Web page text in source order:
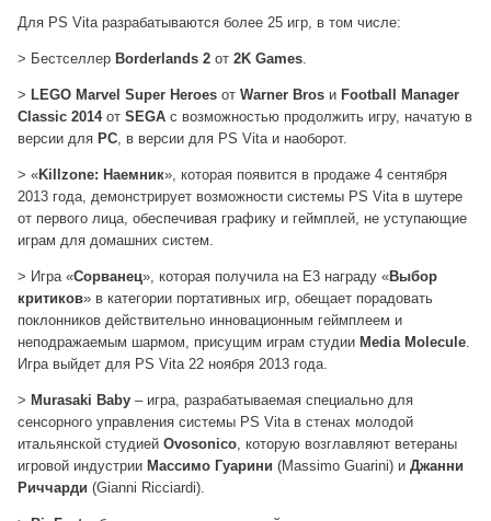
Для PS Vita разрабатываются более 25 игр, в том числе:
> Бестселлер Borderlands 2 от 2K Games
> LEGO Marvel Super Heroes от Warner Bros и Football Manager
Classic 2014от SEGA с возможностью продолжить игру, начатую в
версии для PC , в версии для PS Vita и наоборот.
> «Killzone: Наемник», которая появится в продаже 4 сентября
2013 года, демонстрирует возможности системы PS Vita в шутере
от первого лица, обеспечивая графику и геймплей, не уступающие
играм для домашних систем.
> Игра «Сорванец», которая получила на E3 награду «Выбор
критиков» в категории портативных игр, обещает порадовать
поклонников действительно инновационным геймплеем и
неподражаемым шармом, присущим играм студии Media Molecule
Игра выйдет для PS Vita 22 ноября 2013 года.
> Murasaki Baby – игра, разрабатываемая специально для
сенсорного управления системы PS Vita в стенах молодой
итальянской студией Ovosonico , которую возглавляют ветераны
игровой индустрии Массимо Гуарини (Massimo Guarini) и Джанни
Риччарди (Gianni Ricciardi).